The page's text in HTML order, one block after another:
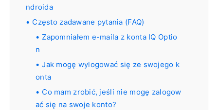
ndroida
Często zadawane pytania (FAQ)
Zapomniałem e-maila z konta IQ Optio
n
Jak mogę wylogować się ze swojego k
onta
Co mam zrobić, jeśli nie mogę zalogow
ać się na swoje konto?